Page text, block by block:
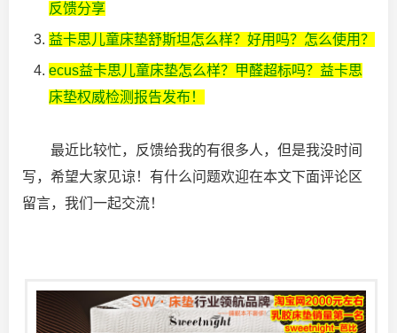
反馈分享
益卡思儿童床垫舒斯坦怎么样？好用吗？怎么使用？
ecus益卡思儿童床垫怎么样？甲醛超标吗？益卡思
床垫权威检测报告发布！
最近比较忙，反馈给我的有很多人，但是我没时间
写，希望大家见谅！有什么问题欢迎在本文下面评论区
留言，我们一起交流！